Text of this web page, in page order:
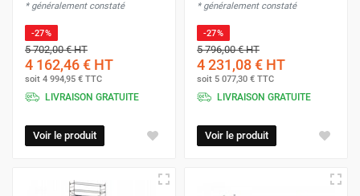
* généralement constaté
-27%
5 702,00 €HT
4 162,46 € HT
soit 4 994,95 € TTC
LIVRAISON GRATUITE
Voir le produit
* généralement constaté
-27%
5 796,00 €HT
4 231,08 € HT
soit 5 077,30 € TTC
LIVRAISON GRATUITE
Voir le produit